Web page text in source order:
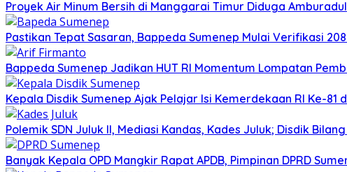
Proyek Air Minum Bersih di Manggarai Timur Diduga Amburadul
Pastikan Tepat Sasaran, Bappeda Sumenep Mulai Verifikasi 208
Bappeda Sumenep Jadikan HUT RI Momentum Lompatan
Kepala Disdik Sumenep Ajak Pelajar Isi Kemerdekaan RI Ke-81
Polemik SDN Juluk II, Mediasi Kandas, Kades Juluk; Disdik
Banyak Kepala OPD Mangkir Rapat APDB, Pimpinan DPRD